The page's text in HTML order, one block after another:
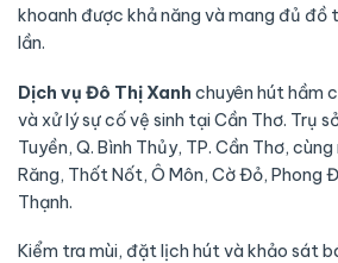
khoanh được khả năng và mang đủ đồ
lần.
Dịch vụ Đô Thị Xanh chuyên hút hầm
và xử lý sự cố vệ sinh tại Cần Thơ. Trụ
Tuyền, Q. Bình Thủy, TP. Cần Thơ,
Răng, Thốt Nốt, Ô Môn, Cờ Đỏ, Phong
Thạnh.
Kiểm tra mùi, đặt lịch hút và khảo sát